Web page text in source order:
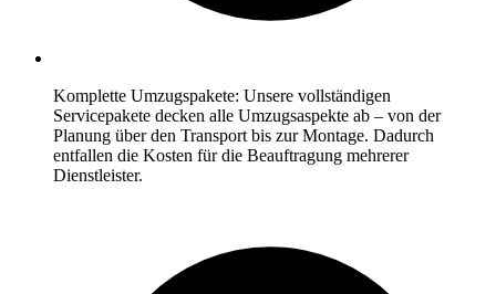
Komplette Umzugspakete: Unsere vollständigen
Servicepakete decken alle Umzugsaspekte ab – von der
Planung über den Transport bis zur Montage. Dadurch
entfallen die Kosten für die Beauftragung mehrerer
Dienstleister.